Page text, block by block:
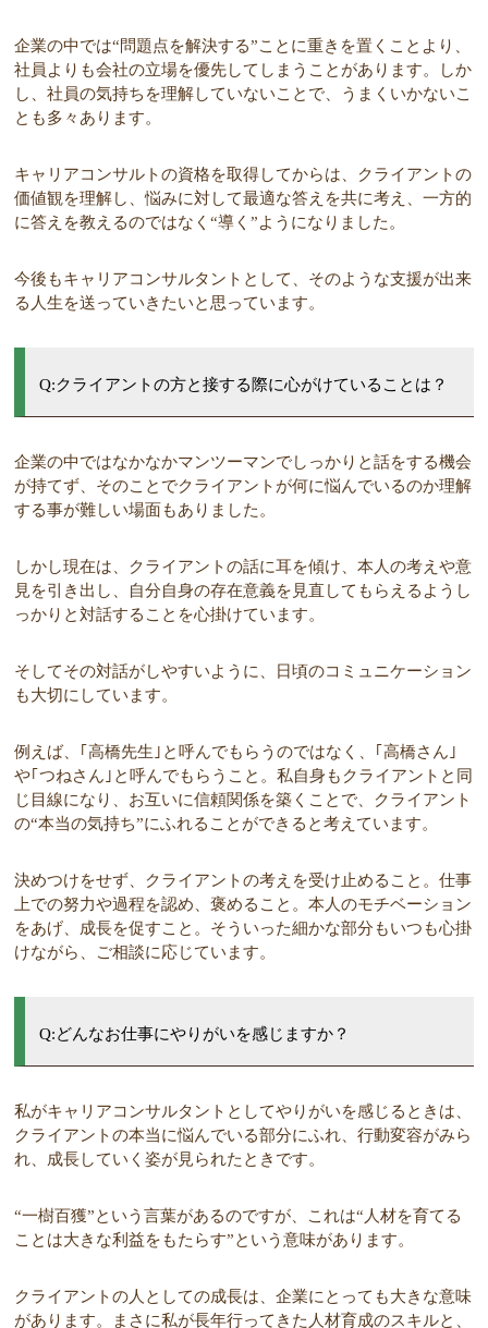
企業の中では“問題点を解決する”ことに重きを置くことより、
社員よりも会社の立場を優先してしまうことがあります。しか
し、社員の気持ちを理解していないことで、うまくいかないこ
とも多々あります。
キャリアコンサルトの資格を取得してからは、クライアントの
価値観を理解し、悩みに対して最適な答えを共に考え、一方的
に答えを教えるのではなく“導く”ようになりました。
今後もキャリアコンサルタントとして、そのような支援が出来
る人生を送っていきたいと思っています。
Q:クライアントの方と接する際に心がけていることは？
企業の中ではなかなかマンツーマンでしっかりと話をする機会
が持てず、そのことでクライアントが何に悩んでいるのか理解
する事が難しい場面もありました。
しかし現在は、クライアントの話に耳を傾け、本人の考えや意
見を引き出し、自分自身の存在意義を見直してもらえるようし
っかりと対話することを心掛けています。
そしてその対話がしやすいように、日頃のコミュニケーション
も大切にしています。
例えば、｢高橋先生｣と呼んでもらうのではなく、｢高橋さん｣
や｢つねさん｣と呼んでもらうこと。私自身もクライアントと同
じ目線になり、お互いに信頼関係を築くことで、クライアント
の“本当の気持ち”にふれることができると考えています。
決めつけをせず、クライアントの考えを受け止めること。仕事
上での努力や過程を認め、褒めること。本人のモチベーション
をあげ、成長を促すこと。そういった細かな部分もいつも心掛
けながら、ご相談に応じています。
Q:どんなお仕事にやりがいを感じますか？
私がキャリアコンサルタントとしてやりがいを感じるときは、
クライアントの本当に悩んでいる部分にふれ、行動変容がみら
れ、成長していく姿が見られたときです。
“一樹百獲”という言葉があるのですが、これは“人材を育てる
ことは大きな利益をもたらす”という意味があります。
クライアントの人としての成長は、企業にとっても大きな意味
があります。まさに私が長年行ってきた人材育成のスキルと、